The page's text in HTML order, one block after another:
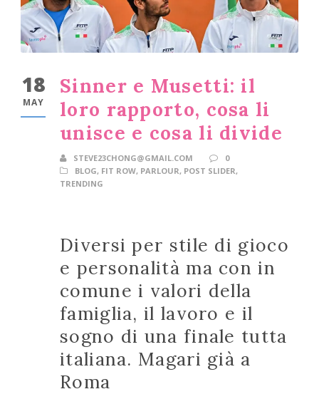
18
MAY
Sinner e Musetti: il
loro rapporto, cosa li
unisce e cosa li divide
STEVE23CHONG@GMAIL.COM
0
BLOG, FIT ROW, PARLOUR, POST SLIDER,
TRENDING
Diversi per stile di gioco
e personalità ma con in
comune i valori della
famiglia, il lavoro e il
sogno di una finale tutta
italiana. Magari già a
Roma